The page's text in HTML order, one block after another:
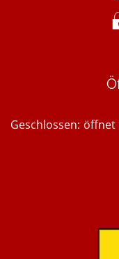
Klicken, um weitere
Geschlossen: öffnet